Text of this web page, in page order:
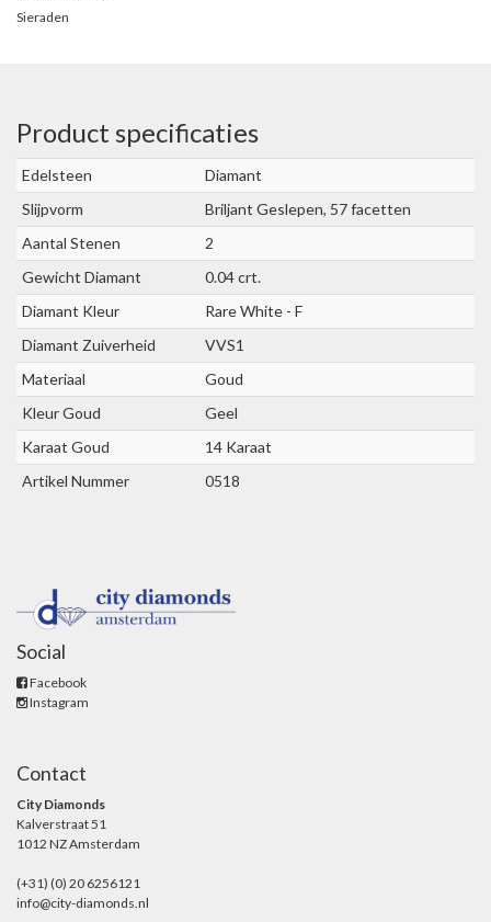
Sieraden
Product specificaties
Edelsteen
Diamant
Slijpvorm
Briljant Geslepen, 57 facetten
Aantal Stenen
2
Gewicht Diamant
0.04 crt.
Diamant Kleur
Rare White - F
Diamant Zuiverheid
VVS1
Materiaal
Goud
Kleur Goud
Geel
Karaat Goud
14 Karaat
Artikel Nummer
0518
Social
Facebook
Instagram
Contact
City Diamonds
Kalverstraat 51
1012 NZ Amsterdam
(+31) (0) 20 6256121
info@city-diamonds.nl